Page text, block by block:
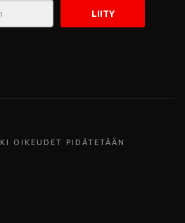
OIKEUDET PIDÄTETÄÄN